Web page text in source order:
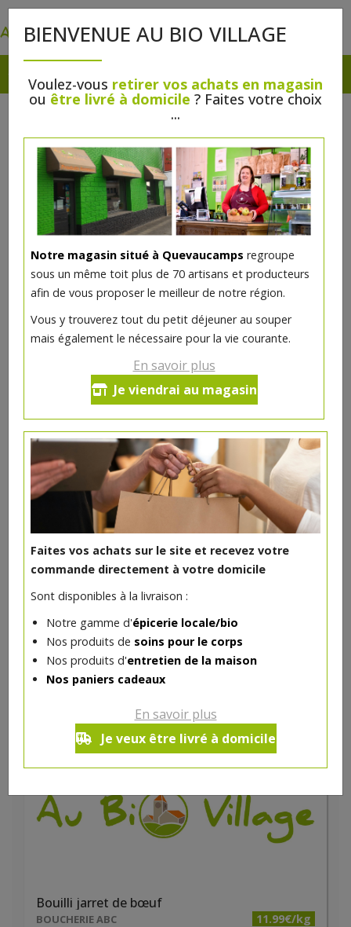
BIENVENUE AU BIO VILLAGE
Voulez-vous retirer vos achats en magasin
ou être livré à domicile ? Faites votre choix
...
Notre magasin situé à Quevaucamps regroupe
sous un même toit plus de 70 artisans et producteurs
afin de vous proposer le meilleur de notre région.
Vous y trouverez tout du petit déjeuner au souper
mais également le nécessaire pour la vie courante.
En savoir plus
Je viendrai au magasin
Faites vos achats sur le site et recevez votre
commande directement à votre domicile
Sont disponibles à la livraison :
Notre gamme d'épicerie locale/bio
Nos produits de soins pour le corps
Nos produits d'entretien de la maison
Nos paniers cadeaux
En savoir plus
Je veux être livré à domicile
BOUCHERIE ABC
Viandes & Volailles>Boeuf
Bavette de boeuf
- 1 kg
22.32 €
Réception le
Bouilli jarret de bœuf
BOUCHERIE ABC 11.99€/kg